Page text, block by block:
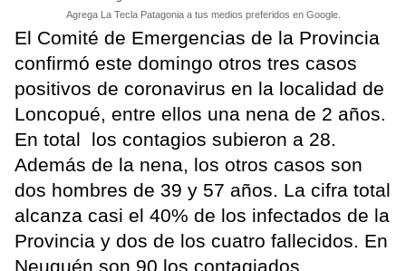
Agrega La Tecla Patagonia a tus medios preferidos en Google.
El Comité de Emergencias de la Provincia
confirmó este domingo otros tres casos
positivos de coronavirus en la localidad de
Loncopué, entre ellos una nena de 2 años.
En total los contagios subieron a 28.
Además de la nena, los otros casos son
dos hombres de 39 y 57 años. La cifra total
alcanza casi el 40% de los infectados de la
Provincia y dos de los cuatro fallecidos. En
Neuquén son 90 los contagiados.